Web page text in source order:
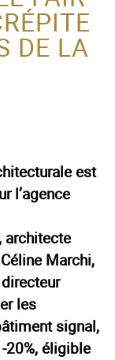
LA
DE
DE LA
est
l’agence
architecte
Marchi,
les
signal,
20%, éligible